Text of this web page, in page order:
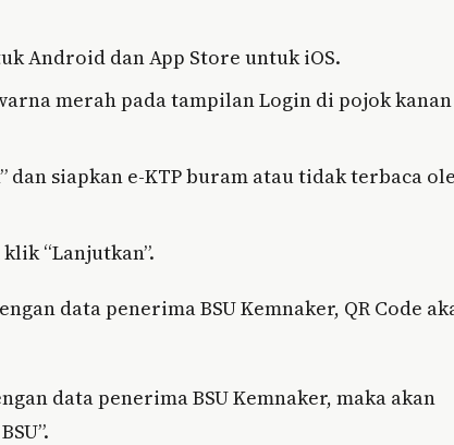
Android dan App Store untuk iOS.
merah pada tampilan Login di pojok kanan
dan siapkan e-KTP buram atau tidak terbaca
“Lanjutkan”.
data penerima BSU Kemnaker, QR Code
data penerima BSU Kemnaker, maka akan